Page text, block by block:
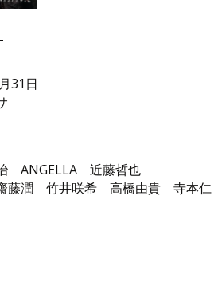
31日
ANGELLA 近藤哲也
藤潤 竹井咲希 高橋由貴 寺本仁